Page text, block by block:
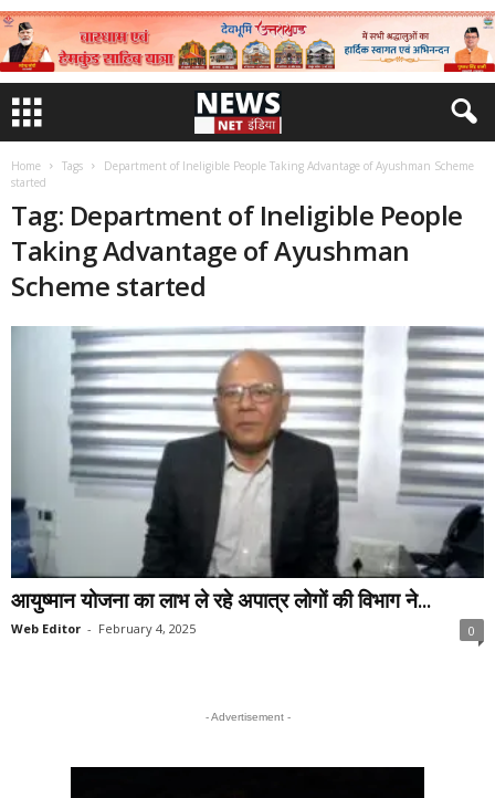
Home Tags
Department of Ineligible People Taking Advantage of Ayushman Scheme
started
Tag: Department of Ineligible People
Taking Advantage of Ayushman
Scheme started
आयुष्मान योजना का लाभ ले रहे अपात्र लोगों की विभाग ने...
Web Editor - February 4, 2025 0
- Advertisement -